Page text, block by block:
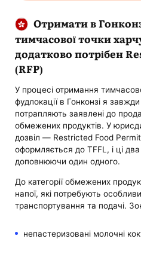
Отримати в
тимчасової точки
додатково потрібен
(RFP)
У процесі отримання
фудлокації в Гонконзі я
потрапляють заявлені до
обмежених продуктів. У
дозвіл — Restricted Food
оформляється до TFFL, і ці
доповнюючи один одного.
До категорії обмежених
напої, які потребують
транспортування та подачі.
непастеризовані молочні